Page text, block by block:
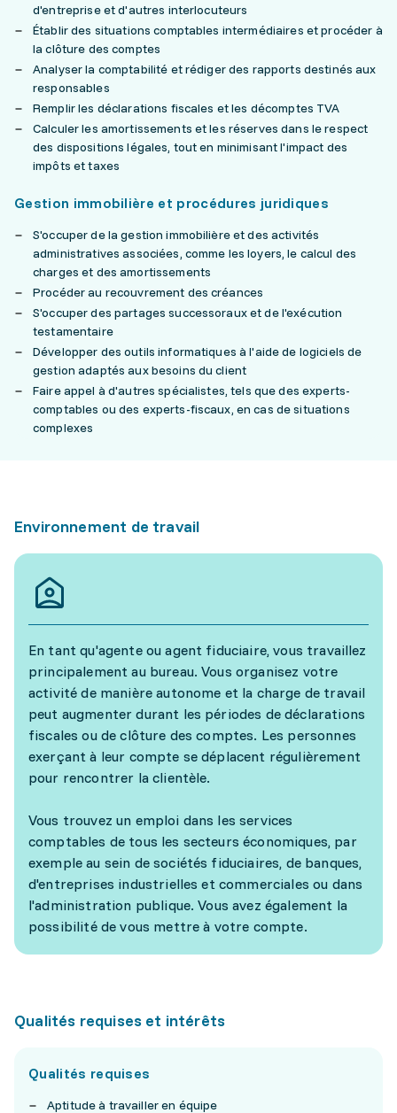
d'entreprise et d'autres interlocuteurs
Établir des situations comptables intermédiaires et procéder à
la clôture des comptes
Analyser la comptabilité et rédiger des rapports destinés aux
responsables
Remplir les déclarations fiscales et les décomptes TVA
Calculer les amortissements et les réserves dans le respect
des dispositions légales, tout en minimisant l'impact des
impôts et taxes
Gestion immobilière et procédures juridiques
S'occuper de la gestion immobilière et des activités
administratives associées, comme les loyers, le calcul des
charges et des amortissements
Procéder au recouvrement des créances
S'occuper des partages successoraux et de l'exécution
testamentaire
Développer des outils informatiques à l'aide de logiciels de
gestion adaptés aux besoins du client
Faire appel à d'autres spécialistes, tels que des experts-
comptables ou des experts-fiscaux, en cas de situations
complexes
Environnement de travail
En tant qu'agente ou agent fiduciaire, vous travaillez
principalement au bureau. Vous organisez votre
activité de manière autonome et la charge de travail
peut augmenter durant les périodes de déclarations
fiscales ou de clôture des comptes. Les personnes
exerçant à leur compte se déplacent régulièrement
pour rencontrer la clientèle.
Vous trouvez un emploi dans les services
comptables de tous les secteurs économiques, par
exemple au sein de sociétés fiduciaires, de banques,
d'entreprises industrielles et commerciales ou dans
l'administration publique. Vous avez également la
possibilité de vous mettre à votre compte.
Qualités requises et intérêts
Qualités requises
Aptitude à travailler en équipe